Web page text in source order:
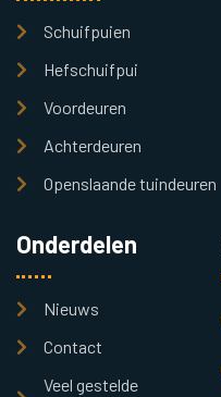
Schuifpuien
Hefschuifpui
Voordeuren
Achterdeuren
Openslaande tuindeuren
Onderdelen
Nieuws
Contact
Veel gestelde